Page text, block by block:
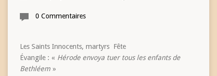
0 Commentaires
Les Saints Innocents, martyrs Fête
Évangile : « Hérode envoya tuer tous les enfants de
Bethléem»